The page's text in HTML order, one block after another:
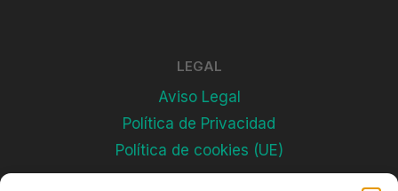
LEGAL
Aviso Legal
Política de Privacidad
Política de cookies (UE)